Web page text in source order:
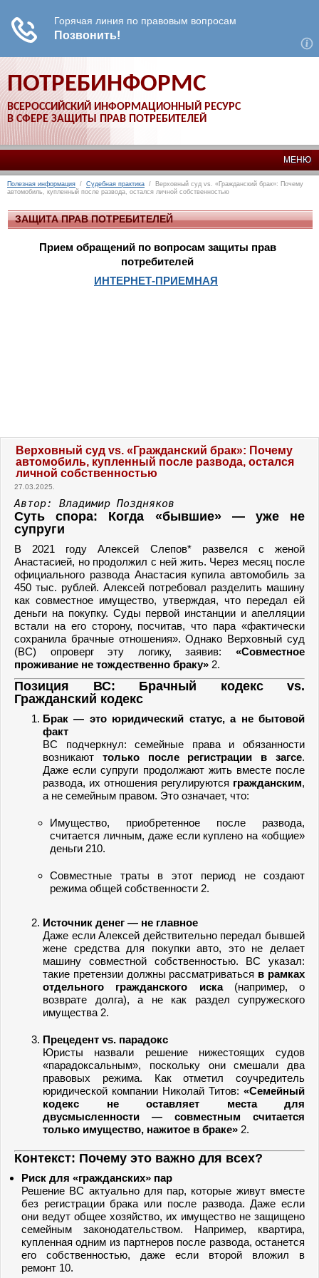
ПОТРЕБИНФОРМС
ВСЕРОССИЙСКИЙ ИНФОРМАЦИОННЫЙ РЕСУРС
В СФЕРЕ ЗАЩИТЫ ПРАВ ПОТРЕБИТЕЛЕЙ
МЕНЮ
Полезная информация / Судебная практика / Верховный суд vs. «Гражданский брак»: Почему
автомобиль, купленный после развода, остался личной собственностью
ЗАЩИТА ПРАВ ПОТРЕБИТЕЛЕЙ
Прием обращений по вопросам защиты прав
потребителей
ИНТЕРНЕТ-ПРИЕМНАЯ
Верховный суд vs. «Гражданский брак»: Почему
автомобиль, купленный после развода, остался
личной собственностью
27.03.2025.
Автор: Владимир Поздняков
Суть спора: Когда «бывшие» — уже не
супруги
В 2021 году Алексей Слепов* развелся с женой
Анастасией, но продолжил с ней жить. Через месяц после
официального развода Анастасия купила автомобиль за
450 тыс. рублей. Алексей потребовал разделить машину
как совместное имущество, утверждая, что передал ей
деньги на покупку. Суды первой инстанции и апелляции
встали на его сторону, посчитав, что пара «фактически
сохранила брачные отношения». Однако Верховный суд
(ВС) опроверг эту логику, заявив: «Совместное
проживание не тождественно браку» 2.
Позиция ВС: Брачный кодекс vs.
Гражданский кодекс
Брак — это юридический статус, а не бытовой
факт
ВС подчеркнул: семейные права и обязанности
возникают только после регистрации в загсе.
Даже если супруги продолжают жить вместе после
развода, их отношения регулируются гражданским,
а не семейным правом. Это означает, что:
Имущество, приобретенное после развода,
считается личным, даже если куплено на «общие»
деньги 210.
Совместные траты в этот период не создают
режима общей собственности 2.
Источник денег — не главное
Даже если Алексей действительно передал бывшей
жене средства для покупки авто, это не делает
машину совместной собственностью. ВС указал:
такие претензии должны рассматриваться в рамках
отдельного гражданского иска(например, о
возврате долга), а не как раздел супружеского
имущества 2.
Прецедент vs. парадокс
Юристы назвали решение нижестоящих судов
«парадоксальным», поскольку они смешали два
правовых режима. Как отметил соучредитель
юридической компании Николай Титов: «Семейный
кодекс не оставляет места для
двусмысленности — совместным считается
только имущество, нажитое в браке» 2.
Контекст: Почему это важно для всех?
Риск для «гражданских» пар
Решение ВС актуально для пар, которые живут вместе
без регистрации брака или после развода. Даже если
они ведут общее хозяйство, их имущество не защищено
семейным законодательством. Например, квартира,
купленная одним из партнеров после развода, останется
его собственностью, даже если второй вложил в
ремонт 10.